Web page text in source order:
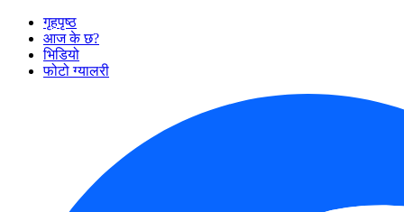
गृहपृष्ठ
आज के छ?
भिडियो
फोटो ग्यालरी